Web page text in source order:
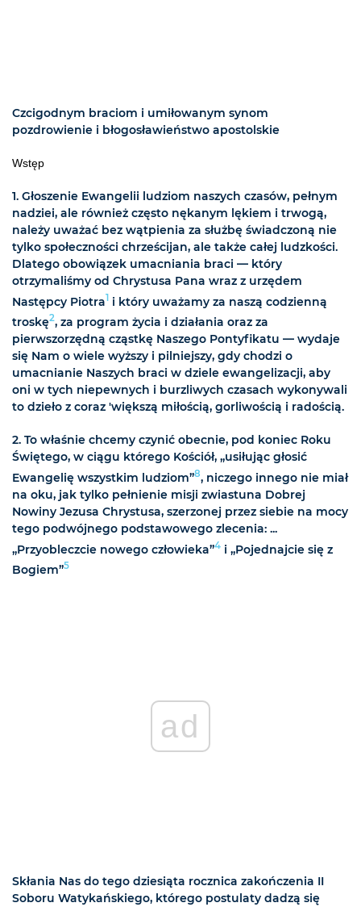
Czcigodnym braciom i umiłowanym synom
pozdrowienie i błogosławieństwo apostolskie
Wstęp
1. Głoszenie Ewangelii ludziom naszych czasów, pełnym
nadziei, ale również często nękanym lękiem i trwogą,
należy uważać bez wątpienia za służbę świadczoną nie
tylko społeczności chrześcijan, ale także całej ludzkości.
Dlatego obowiązek umacniania braci — który
otrzymaliśmy od Chrystusa Pana wraz z urzędem
Następcy Piotra1 i który uważamy za naszą codzienną
troskę2, za program życia i działania oraz za
pierwszorzędną cząstkę Naszego Pontyfikatu — wydaje
się Nam o wiele wyższy i pilniejszy, gdy chodzi o
umacnianie Naszych braci w dziele ewangelizacji, aby
oni w tych niepewnych i burzliwych czasach wykonywali
to dzieło z coraz 'większą miłością, gorliwością i radością.
2. To właśnie chcemy czynić obecnie, pod koniec Roku
Świętego, w ciągu którego Kościół, „usiłując głosić
Ewangelię wszystkim ludziom”8, niczego innego nie miał
na oku, jak tylko pełnienie misji zwiastuna Dobrej
Nowiny Jezusa Chrystusa, szerzonej przez siebie na mocy
tego podwójnego podstawowego zlecenia: ...
„Przyobleczcie nowego człowieka”4 i „Pojednajcie się z
Bogiem”5
ad
Skłania Nas do tego dziesiąta rocznica zakończenia II
Soboru Watykańskiego, którego postulaty dadzą się